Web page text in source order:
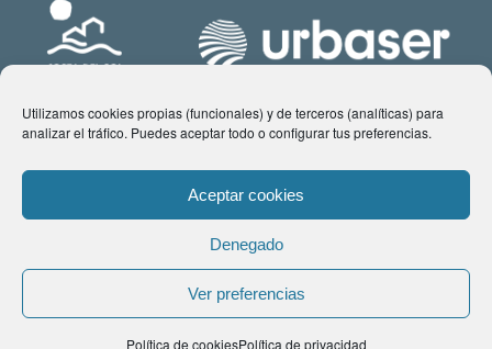
Utilizamos cookies propias (funcionales) y de terceros (analíticas) para
analizar el tráfico. Puedes aceptar todo o configurar tus preferencias.
Aceptar cookies
Denegado
Ver preferencias
Política de cookiesPolítica de privacidad
© Copyright 2021 www.costadelsol.eco. Todos los derechos reservados |
Aviso legal|Política de privacidad|Política de Cookies| Contacto:
comunicacion@costadelsol.eco